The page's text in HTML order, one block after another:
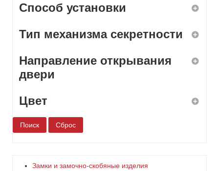
Способ установки
ввертной
врезной
Тип механизма секретности
дисковый
комбинированный
сувальдный
Направление открывания
двери
левое
правое
Цвет
белый
Замки и замочно-скобяные изделия